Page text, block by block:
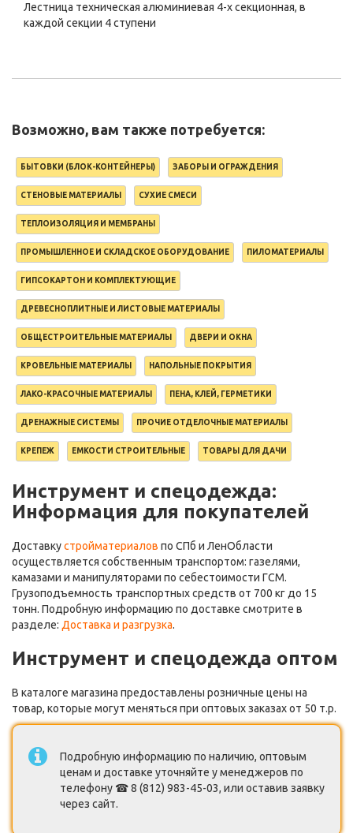
Лестница техническая алюминиевая 4-х секционная, в
каждой секции 4 ступени
Возможно, вам также потребуется:
БЫТОВКИ (БЛОК-КОНТЕЙНЕРЫ) ЗАБОРЫ И ОГРАЖДЕНИЯ
СТЕНОВЫЕ МАТЕРИАЛЫ СУХИЕ СМЕСИ
ТЕПЛОИЗОЛЯЦИЯ И МЕМБРАНЫ
ПРОМЫШЛЕННОЕ И СКЛАДСКОЕ ОБОРУДОВАНИЕ ПИЛОМАТЕРИАЛЫ
ГИПСОКАРТОН И КОМПЛЕКТУЮЩИЕ
ДРЕВЕСНОПЛИТНЫЕ И ЛИСТОВЫЕ МАТЕРИАЛЫ
ОБЩЕСТРОИТЕЛЬНЫЕ МАТЕРИАЛЫ ДВЕРИ И ОКНА
КРОВЕЛЬНЫЕ МАТЕРИАЛЫ НАПОЛЬНЫЕ ПОКРЫТИЯ
ЛАКО-КРАСОЧНЫЕ МАТЕРИАЛЫ ПЕНА, КЛЕЙ, ГЕРМЕТИКИ
ДРЕНАЖНЫЕ СИСТЕМЫ ПРОЧИЕ ОТДЕЛОЧНЫЕ МАТЕРИАЛЫ
КРЕПЕЖ ЕМКОСТИ СТРОИТЕЛЬНЫЕ ТОВАРЫ ДЛЯ ДАЧИ
Инструмент и спецодежда:
Информация для покупателей
Доставкустройматериалов по СПб и ЛенОбласти
осуществляется собственным транспортом: газелями,
камазами и манипуляторами по себестоимости ГСМ.
Грузоподъемность транспортных средств от 700 кг до 15
тонн. Подробную информацию по доставке смотрите в
разделе: Доставка и разгрузка.
Инструмент и спецодежда оптом
В каталоге магазина предоставлены розничные цены на
товар, которые могут меняться при оптовых заказах от 50 т.р.
Подробную информацию по наличию, оптовым
ценам и доставке уточняйте у менеджеров по
телефону ☎ 8 (812) 983-45-03, или оставив заявку
через сайт.